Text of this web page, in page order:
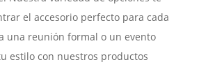
el accesorio perfecto para cada
una reunión formal o un evento
estilo con nuestros productos